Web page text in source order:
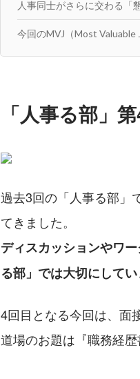
人事同士がさらに交わる「
今回のMVJ（Most Valuable
「人事る部」
過去3回の「人事る部」
てきました。
ディスカッションやワ
る部」では大切にしてい
4回目となる今回は、面
道場のお題は『職務経